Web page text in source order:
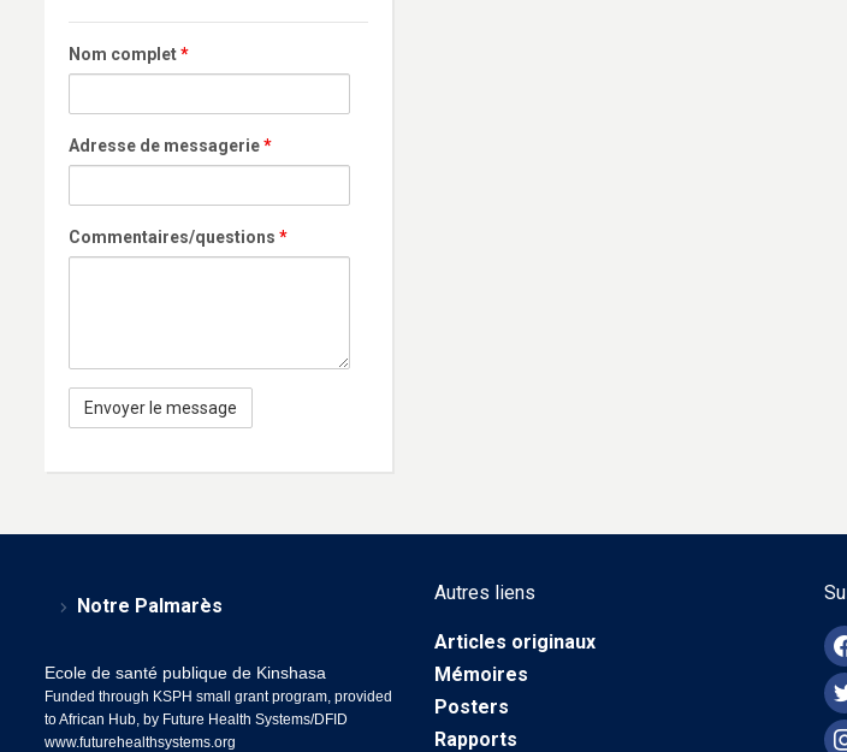
Nom complet*
Adresse de messagerie*
Commentaires/questions *
Notre Palmarès
Ecole de santé publique de Kinshasa
Funded through KSPH small grant program, provided
to African Hub, by Future Health Systems/DFID
www.futurehealthsystems.org
Autres liens
Articles originaux
Mémoires
Posters
Rapports